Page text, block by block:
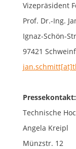
Vizepräsident
Prof. Dr.-Ing.
Ignaz-Schön-
97421
Pressekontakt:
Technische
Angela Kreipl
Münzstr. 12